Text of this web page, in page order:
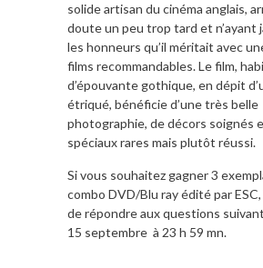
solide artisan du cinéma anglais,
doute un peu trop tard et n’ayant
les honneurs qu’il méritait avec
films recommandables. Le film,
d’épouvante gothique, en dépit
étriqué, bénéficie d’une très belle
photographie, de décors soignés
spéciaux rares mais plutôt réussi.
Si vous souhaitez gagner 3
combo DVD/Blu ray édité par
de répondre aux questions
15 septembre à 23 h 59 mn.